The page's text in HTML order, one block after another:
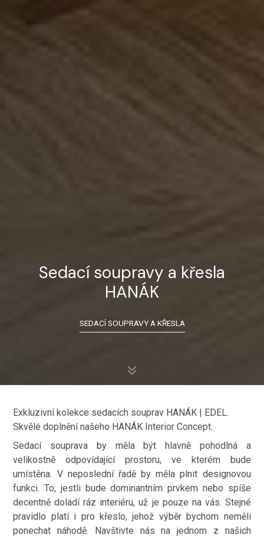
Sedací soupravy a křesla
HANÁK
SEDACÍ SOUPRAVY A KŘESLA
Exkluzivní kolekce sedacích souprav HANÁK | EDEL.
Skvělé doplnění našeho HANÁK Interior Concept.
Sedací souprava by měla být hlavně pohodlná a
velikostně odpovídající prostoru, ve kterém bude
umístěna. V neposlední řadě by měla plnit designovou
funkci. To, jestli bude dominantním prvkem nebo spíše
decentně doladí ráz interiéru, už je pouze na vás. Stejné
pravidlo platí i pro křeslo, jehož výběr bychom neměli
ponechat náhodě. Navštivte nás na jednom z našich